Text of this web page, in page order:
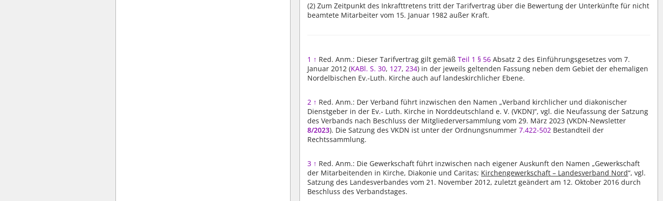
(2) Zum Zeitpunkt des Inkrafttretens tritt der Tarifvertrag über die Bewertung der Unterkünfte für nicht
beamtete Mitarbeiter vom 15. Januar 1982 außer Kraft.
1 ↑ Red. Anm.: Dieser Tarifvertrag gilt gemäßTeil 1 § 56 Absatz 2 des Einführungsgesetzes vom 7.
Januar 2012 (KABl. S. 30, 127, 234) in der jeweils geltenden Fassung neben dem Gebiet der ehemaligen
Nordelbischen Ev.-Luth. Kirche auch auf landeskirchlicher Ebene.
2 ↑ Red. Anm.: Der Verband führt inzwischen den Namen „Verband kirchlicher und diakonischer
Dienstgeber in der Ev.- Luth. Kirche in Norddeutschland e. V. (VKDN)“, vgl. die Neufassung der Satzung
des Verbands nach Beschluss der Mitgliederversammlung vom 29. März 2023 (VKDN-Newsletter
8/2023). Die Satzung des VKDN ist unter der Ordnungsnummer7.422-502 Bestandteil der
Rechtssammlung.
3 ↑ Red. Anm.: Die Gewerkschaft führt inzwischen nach eigener Auskunft den Namen „Gewerkschaft
der Mitarbeitenden in Kirche, Diakonie und Caritas; Kirchengewerkschaft – Landesverband Nord“, vgl.
Satzung des Landesverbandes vom 21. November 2012, zuletzt geändert am 12. Oktober 2016 durch
Beschluss des Verbandstages.